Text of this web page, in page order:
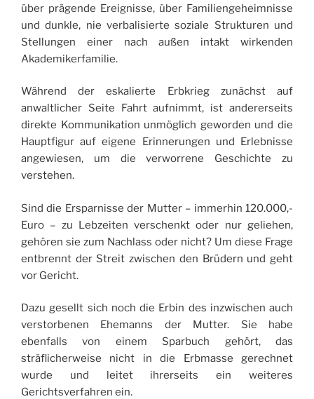
über prägende Ereignisse, über Familiengeheimnisse
und dunkle, nie verbalisierte soziale Strukturen und
Stellungen einer nach außen intakt wirkenden
Akademikerfamilie.
Während der eskalierte Erbkrieg zunächst auf
anwaltlicher Seite Fahrt aufnimmt, ist andererseits
direkte Kommunikation unmöglich geworden und die
Hauptfigur auf eigene Erinnerungen und Erlebnisse
angewiesen, um die verworrene Geschichte zu
verstehen.
Sind die Ersparnisse der Mutter – immerhin 120.000,-
Euro – zu Lebzeiten verschenkt oder nur geliehen,
gehören sie zum Nachlass oder nicht? Um diese Frage
entbrennt der Streit zwischen den Brüdern und geht
vor Gericht.
Dazu gesellt sich noch die Erbin des inzwischen auch
verstorbenen Ehemanns der Mutter. Sie habe
ebenfalls von einem Sparbuch gehört, das
sträflicherweise nicht in die Erbmasse gerechnet
wurde und leitet ihrerseits ein weiteres
Gerichtsverfahren ein.